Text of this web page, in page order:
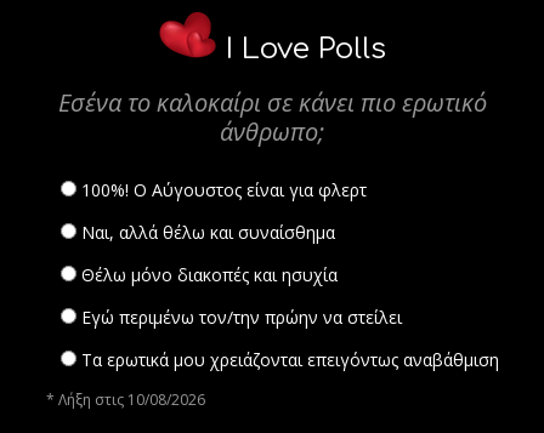
I Love Polls
Εσένα το καλοκαίρι σε κάνει πιο ερωτικό
άνθρωπο;
100%! Ο Αύγουστος είναι για φλερτ
Ναι, αλλά θέλω και συναίσθημα
Θέλω μόνο διακοπές και ησυχία
Εγώ περιμένω τον/την πρώην να στείλει
Τα ερωτικά μου χρειάζονται επειγόντως αναβάθμιση
* Λήξη στις 10/08/2026